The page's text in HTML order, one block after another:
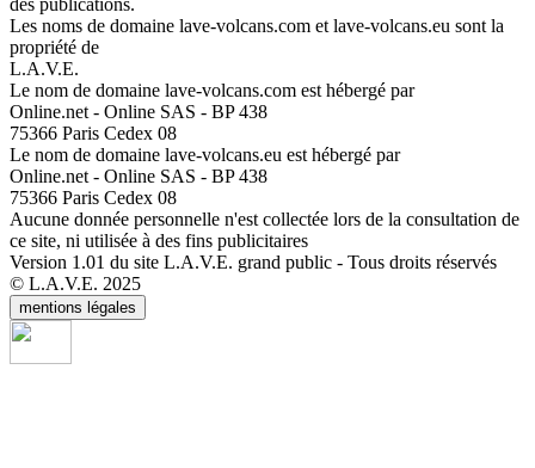
des publications.
Les noms de domaine lave-volcans.com et lave-volcans.eu sont la
propriété de
L.A.V.E.
Le nom de domaine lave-volcans.com est hébergé par
Online.net - Online SAS - BP 438
75366 Paris Cedex 08
Le nom de domaine lave-volcans.eu est hébergé par
Online.net - Online SAS - BP 438
75366 Paris Cedex 08
Aucune donnée personnelle n'est collectée lors de la consultation de
ce site, ni utilisée à des fins publicitaires
Version 1.01 du site L.A.V.E. grand public - Tous droits réservés
© L.A.V.E. 2025
mentions légales